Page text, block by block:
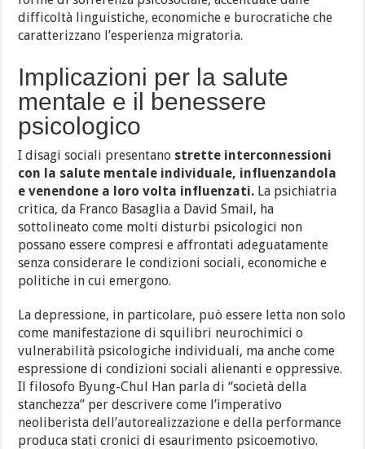
difficoltà linguistiche, economiche e burocratiche che
caratterizzano l’esperienza migratoria.
Implicazioni per la salute
mentale e il benessere
psicologico
I disagi sociali presentano strette interconnessioni
con la salute mentale individuale, influenzandola
e venendone a loro volta influenzati. La psichiatria
critica, da Franco Basaglia a David Smail, ha
sottolineato come molti disturbi psicologici non
possano essere compresi e affrontati adeguatamente
senza considerare le condizioni sociali, economiche e
politiche in cui emergono.
La depressione, in particolare, può essere letta non solo
come manifestazione di squilibri neurochimici o
vulnerabilità psicologiche individuali, ma anche come
espressione di condizioni sociali alienanti e oppressive.
Il filosofo Byung-Chul Han parla di “società della
stanchezza” per descrivere come l’imperativo
neoliberista dell’autorealizzazione e della performance
produca stati cronici di esaurimento psicoemotivo.